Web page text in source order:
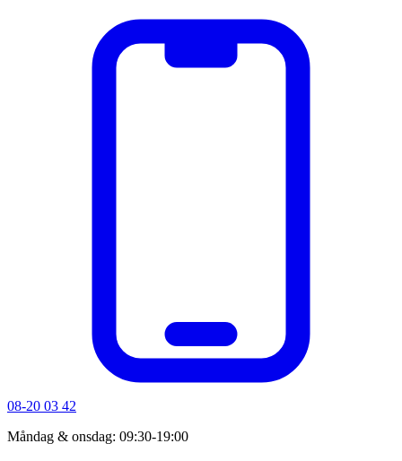
08-20 03 42
Måndag & onsdag: 09:30-19:00